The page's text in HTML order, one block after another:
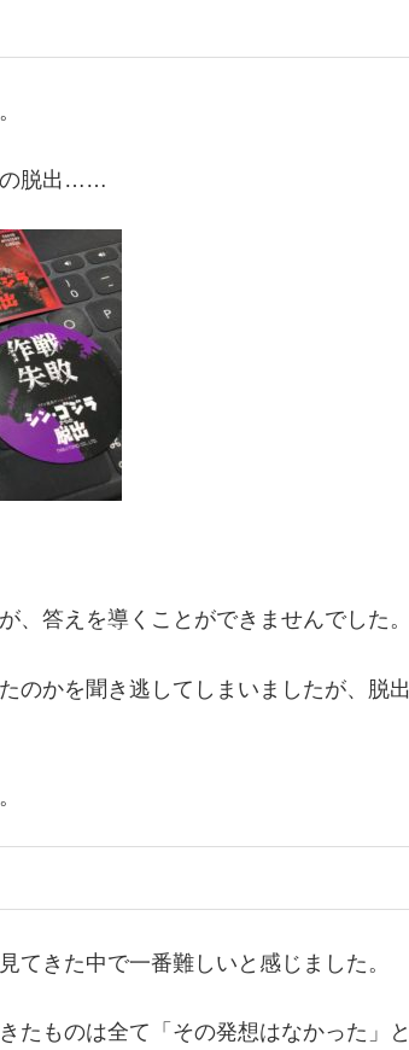
の脱出……
、答えを導くことができませんでした。
のかを聞き逃してしまいましたが、脱
てきた中で一番難しいと感じました。
たものは全て「その発想はなかった」